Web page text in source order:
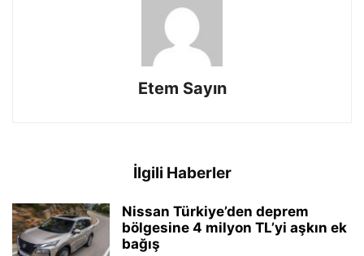
Etem Sayın
İlgili Haberler
Nissan Türkiye’den deprem
bölgesine 4 milyon TL’yi aşkın ek
bağış